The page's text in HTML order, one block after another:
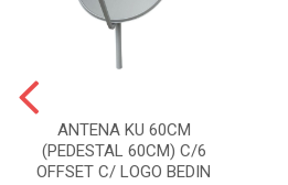
ANTENA KU 60CM
(PEDESTAL 60CM) C/6
OFFSET C/ LOGO BEDIN